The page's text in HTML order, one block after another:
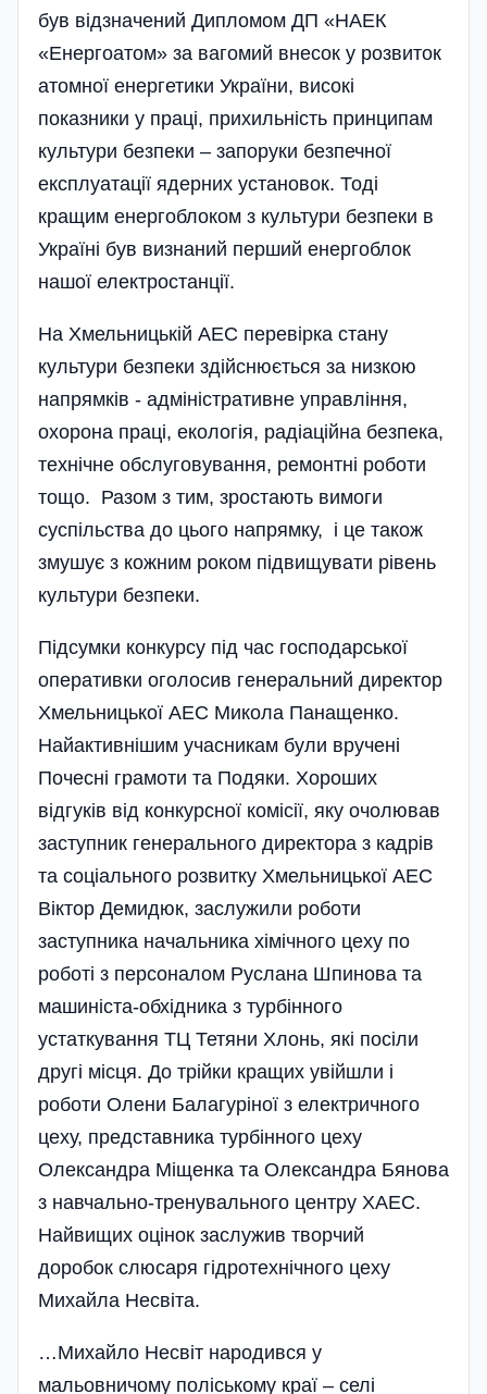
був відзначений Дипломом ДП «НАЕК
«Енергоатом» за вагомий внесок у розвиток
атомної енергетики України, високі
показники у праці, прихильність принципам
культури безпеки – запоруки безпечної
експлуатації ядерних установок. Тоді
кращим енергоблоком з культури безпеки в
Україні був визнаний перший енергоблок
нашої електро­станції.
На Хмельницькій АЕС перевірка стану
культури безпеки здійснюється за низкою
напрямків - адміністративне управління,
охорона праці, екологія, радіаційна безпека,
технічне обслуговування, ремонтні роботи
тощо. Разом з тим, зростають вимоги
суспільства до цього напрямку, і це також
змушує з кожним роком підвищувати рівень
культури безпеки.
Підсумки конкурсу під час господарської
оперативки оголосив генеральний директор
Хмельницької АЕС Микола Панащенко.
Найактивнішим учасникам були вручені
Почесні грамоти та Подяки. Хороших
відгуків від конкурсної комісії, яку очолював
заступник генерального директора з кадрів
та соціа­ль­ного розвитку Хмельницької АЕС
Віктор Демидюк, за­служили роботи
заступника начальника хімічного цеху по
роботі­ з персоналом Руслана Шпинова та
машиніста-обхідника з турбінно­го
устаткування ТЦ Тетяни Хлонь, які посіли
другі місця. До трійки кращих увійшли і
роботи Олени­ Балагуріної з елек­тричного
цеху, представ­ника тур­бінного цеху
Олександра Міщенка та Олексан­дра Бянова
з навчально-тренувального центру ХАЕС.
Найвищих оцінок заслужив творчий
доробок­ слюсаря гідротехніч­ного цеху
Михайла Несвіта.
…Михайло Несвіт народився у
мальовничому полісь­кому краї – селі